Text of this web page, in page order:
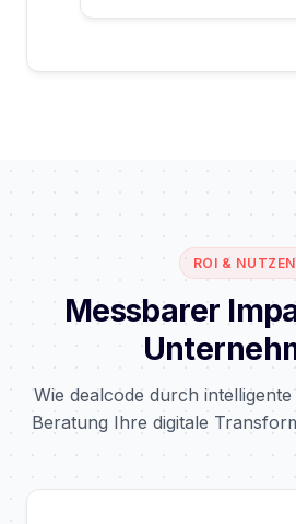
ROI & NUTZEN
Messbarer
Wie dealcode durch
Beratung Ihre digitale